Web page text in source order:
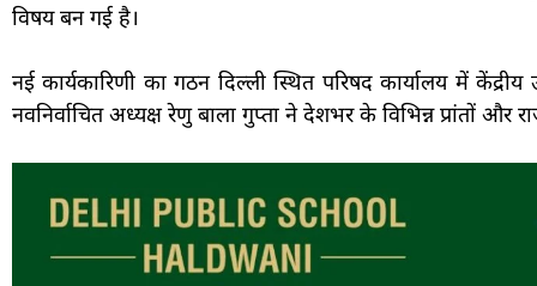
विषय बन गई है।
नई कार्यकारिणी का गठन दिल्ली स्थित परिषद कार्यालय में
नवनिर्वाचित अध्यक्ष रेणु बाला गुप्ता ने देशभर के विभिन्न प्रांतों